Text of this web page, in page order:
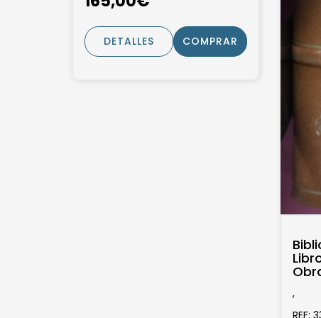
DETALLES COMPRAR
vols.-
,